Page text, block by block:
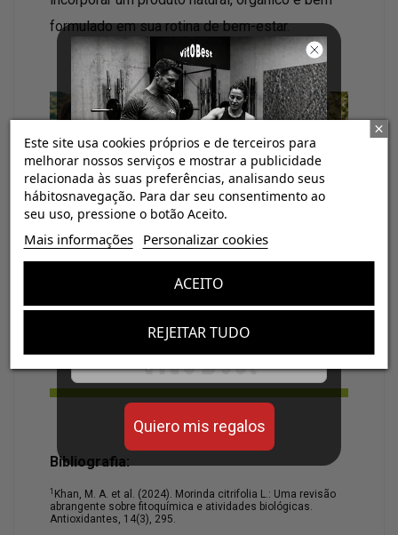
formulado em sua rotina de bem-estar.
Pure Organic Noni Juice: a pureza do noni
orgânico para o seu bem-estar diário.
Bibliografia:
1 Khan, M. A. et al. (2024). Morinda citrifolia L.: Uma revisão
abrangente sobre fitoquímica e atividades biológicas.
Antioxidantes, 14(3), 295.
Este site usa cookies próprios e de terceiros para
melhorar nossos serviços e mostrar a publicidade
relacionada às suas preferências, analisando seus
hábitosnavegação. Para dar seu consentimento ao
seu uso, pressione o botão Aceito.
Mais informações Personalizar cookies
REJEITAR TUDO
ACEITO
¡Consigue regalos gratis
con tus pedidos!
Quiero mis regalos